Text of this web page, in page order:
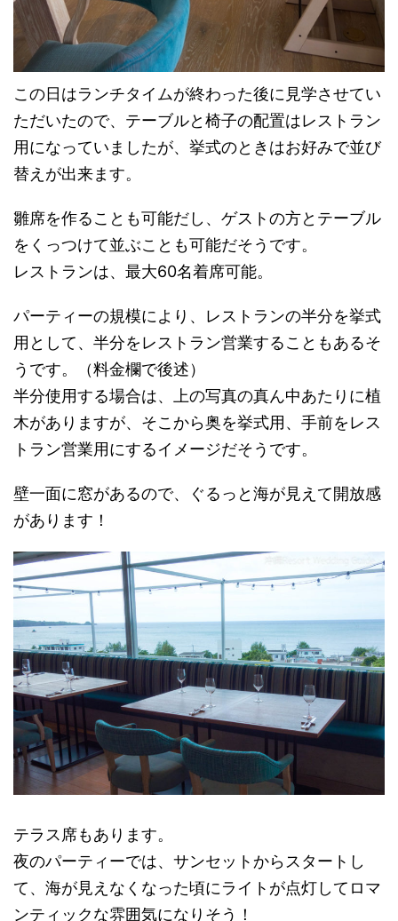
この日はランチタイムが終わった後に見学させてい
ただいたので、テーブルと椅子の配置はレストラン
用になっていましたが、挙式のときはお好みで並び
替えが出来ます。
雛席を作ることも可能だし、ゲストの方とテーブル
をくっつけて並ぶことも可能だそうです。
レストランは、最大60名着席可能。
パーティーの規模により、レストランの半分を挙式
用として、半分をレストラン営業することもあるそ
うです。（料金欄で後述）
半分使用する場合は、上の写真の真ん中あたりに植
木がありますが、そこから奥を挙式用、手前をレス
トラン営業用にするイメージだそうです。
壁一面に窓があるので、ぐるっと海が見えて開放感
があります！
テラス席もあります。
夜のパーティーでは、サンセットからスタートし
て、海が見えなくなった頃にライトが点灯してロマ
ンティックな雰囲気になりそう！